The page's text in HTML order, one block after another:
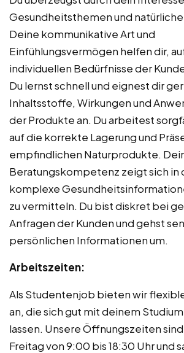
Gesundheitsthemen und
Deine kommunikative Art und
Einfühlungsvermögen helfen dir,
individuellen Bedürfnisse der
Du lernst schnell und eignest dir
Inhaltsstoffe, Wirkungen und
der Produkte an. Du arbeitest
auf die korrekte Lagerung und
empfindlichen Naturprodukte.
Beratungskompetenz zeigt sich in
komplexe
zu vermitteln. Du bist diskret bei
Anfragen der Kunden und gehst
persönlichen Informationen um.
Arbeitszeiten:
Als Studentenjob bieten wir
an, die sich gut mit deinem
lassen. Unsere Öffnungszeiten
Freitag von 9:00 bis 18:30 Uhr und